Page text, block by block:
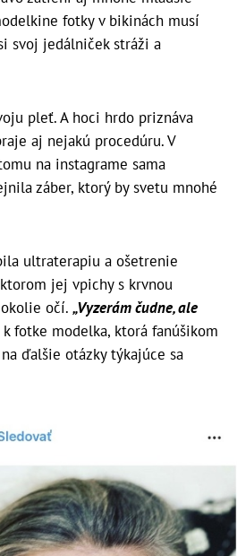
fotky v bikinách musí
svoj jedálniček stráži a
pleť. A hoci hrdo priznáva
aj nejakú procedúru. V
na instagrame sama
záber, ktorý by svetu mnohé
ultraterapiu a ošetrenie
jej vpichy s krvnou
očí. „Vyzerám čudne, ale
k fotke modelka, ktorá fanúšikom
ďalšie otázky týkajúce sa